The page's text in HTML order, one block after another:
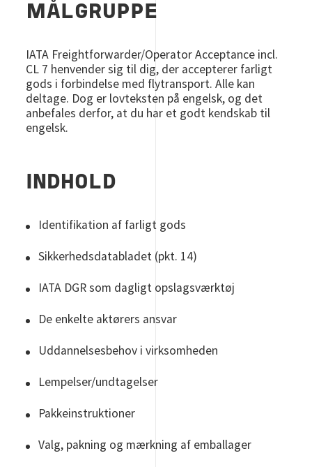
MÅLGRUPPE
IATA Freightforwarder/Operator Acceptance incl.
CL 7 henvender sig til dig, der accepterer farligt
gods i forbindelse med flytransport. Alle kan
deltage. Dog er lovteksten på engelsk, og det
anbefales derfor, at du har et godt kendskab til
engelsk.
INDHOLD
Identifikation af farligt gods
Sikkerhedsdatabladet (pkt. 14)
IATA DGR som dagligt opslagsværktøj
De enkelte aktørers ansvar
Uddannelsesbehov i virksomheden
Lempelser/undtagelser
Pakkeinstruktioner
Valg, pakning og mærkning af emballager